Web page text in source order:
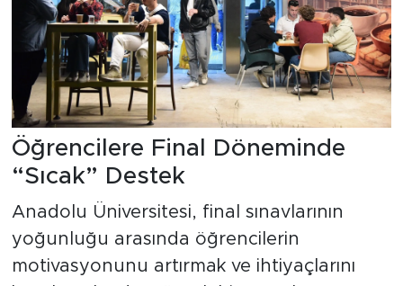
Öğrencilere Final Döneminde
“Sıcak” Destek
Anadolu Üniversitesi, final sınavlarının
yoğunluğu arasında öğrencilerin
motivasyonunu artırmak ve ihtiyaçlarını